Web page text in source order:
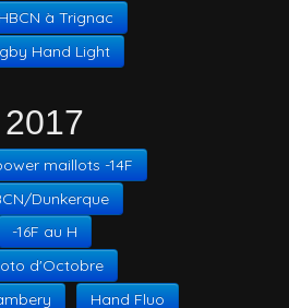
à Trignac
Hand Light
2017
maillots -14F
Dunkerque
-16F au H
d'Octobre
Hand Fluo